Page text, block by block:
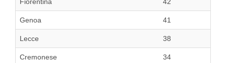
Genoa 41
Lecce 38
Cremonese 34